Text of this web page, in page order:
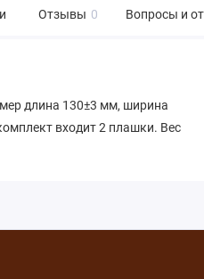
Отзывы 0 Вопросы и
длина 130±3 мм, ширина
входит 2 плашки. Вес